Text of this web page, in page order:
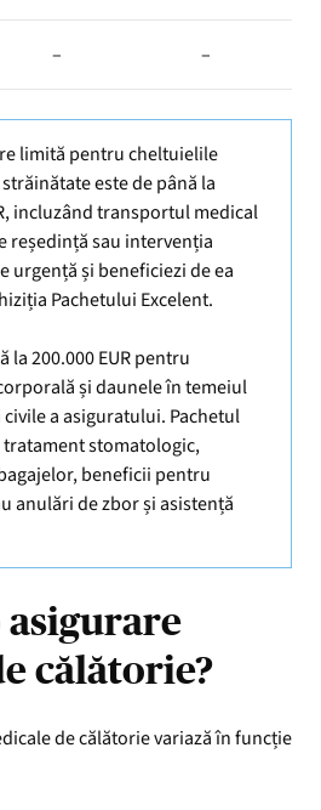
– –
limită pentru cheltuielile
este de până la
incluzând transportul medical
reședință sau intervenția
urgență și beneficiezi de ea
Pachetului Excelent.
la 200.000 EUR pentru
și daunele în temeiul
a asiguratului. Pachetul
stomatologic,
beneficii pentru
anulări de zbor și asistență
asigurare
călătorie?
de călătorie variază în funcție